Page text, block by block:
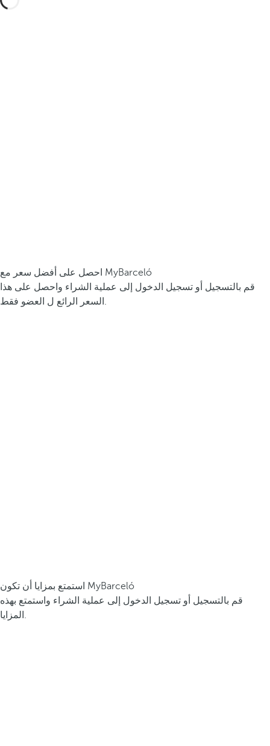
احصل على أفضل سعر مع MyBarceló
قم بالتسجيل أو تسجيل الدخول إلى عملية الشراء واحصل على هذا
السعر الرائع ل العضو فقط.
استمتع بمزايا أن تكون MyBarceló
قم بالتسجيل أو تسجيل الدخول إلى عملية الشراء واستمتع بهذه
المزايا.